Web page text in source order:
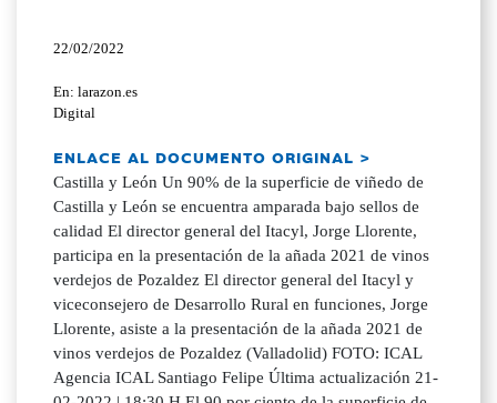
22/02/2022
En: larazon.es
Digital
ENLACE AL DOCUMENTO ORIGINAL >
Castilla y León Un 90% de la superficie de viñedo de
Castilla y León se encuentra amparada bajo sellos de
calidad El director general del Itacyl, Jorge Llorente,
participa en la presentación de la añada 2021 de vinos
verdejos de Pozaldez El director general del Itacyl y
viceconsejero de Desarrollo Rural en funciones, Jorge
Llorente, asiste a la presentación de la añada 2021 de
vinos verdejos de Pozaldez (Valladolid) FOTO: ICAL
Agencia ICAL Santiago Felipe Última actualización 21-